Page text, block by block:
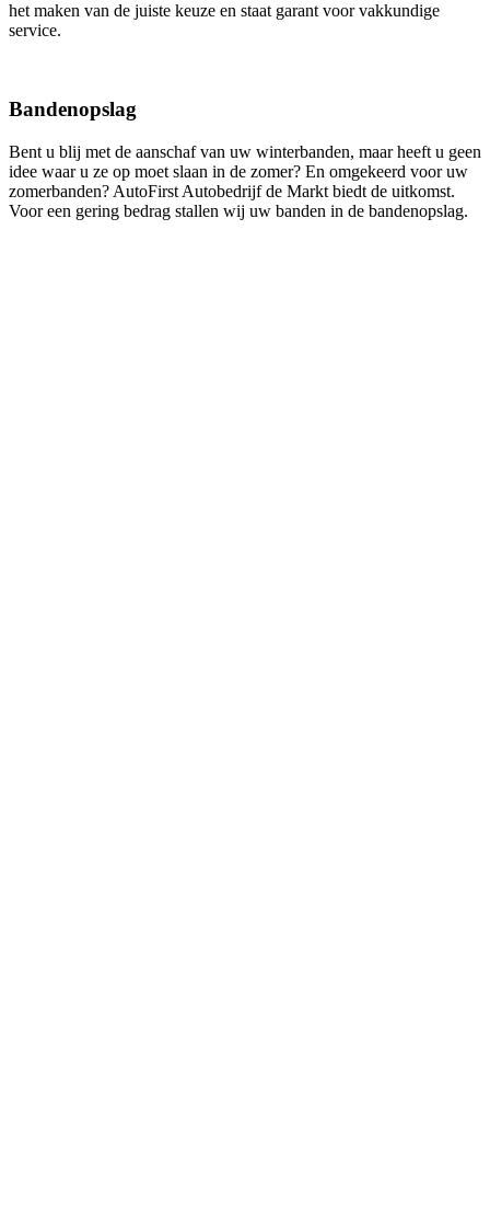
het maken van de juiste keuze en staat garant voor vakkundige
service.
Bandenopslag
Bent u blij met de aanschaf van uw winterbanden, maar heeft u geen
idee waar u ze op moet slaan in de zomer? En omgekeerd voor uw
zomerbanden? AutoFirst Autobedrijf de Markt biedt de uitkomst.
Voor een gering bedrag stallen wij uw banden in de bandenopslag.